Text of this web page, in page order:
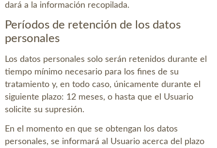
dará a la información recopilada.
Períodos de retención de los datos
personales
Los datos personales solo serán retenidos durante el
tiempo mínimo necesario para los fines de su
tratamiento y, en todo caso, únicamente durante el
siguiente plazo: 12 meses, o hasta que el Usuario
solicite su supresión.
En el momento en que se obtengan los datos
personales, se informará al Usuario acerca del plazo